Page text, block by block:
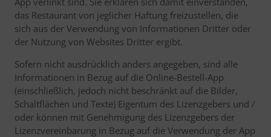
das Restaurant von jeglicher Haftung freizustellen, die
sich aus der Verwendung von Informationen Dritter oder
der Nutzung von Websites Dritter ergibt.
Sofern nicht ausdrücklich anders angegeben, sind alle
Informationen in Bezug auf die Online-Bestell-App
(einschließlich, jedoch nicht beschränkt auf die Bilder,
Schaltflächen und Texte) Eigentum des Lizenzgebers und /
oder können mit Genehmigung des Lizenzgebers der
Lizenzvereinbarung in Bezug auf die Verwendung der App